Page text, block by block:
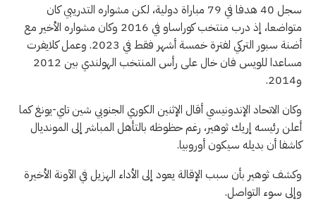
سجل 40 هدفا في 79 مباراة دولية، لكن مشواره التدريبي كان
متواضعا، إذ درب منتخب كوراساو في 2016 وكان مشواره الأخير مع
أضنة سبور التركي لفترة خمسة أشهر فقط في 2023. وعمل كلايفرت
مساعدا للويس فان خال على رأس المنتخب الهولندي بين 2012
و2014.
وكان الاتحاد الإندونيسي أقال الإثنين الكوري الجنوبي شين تاي-يونغ كما
أعلن رئيسه إريك ثوهير، رغم حظوظه بالتأهل المباشر إلى المونديال
كاشفا أن بديله سيكون أوروبيا.
وكشف ثوهير بأن سبب الإقالة يعود إلى الأداء الهزيل في الآونة الأخيرة
وإلى سوء التواصل.